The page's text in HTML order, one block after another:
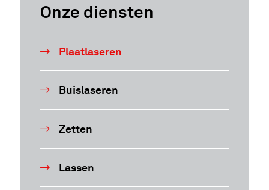
Onze diensten
Plaatlaseren
Buislaseren
Zetten
Lassen